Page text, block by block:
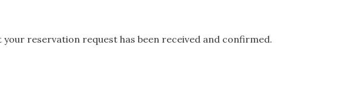
reservation request has been received and confirmed.